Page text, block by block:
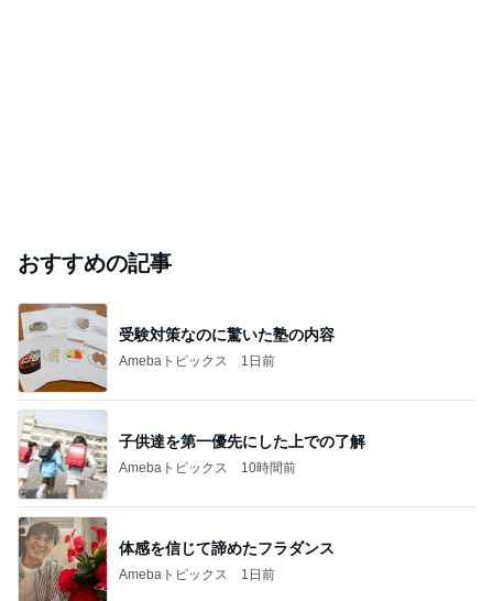
おすすめの記事
受験対策なのに驚いた塾の内容
Amebaトピックス 1日前
子供達を第一優先にした上での了解
Amebaトピックス 10時間前
体感を信じて諦めたフラダンス
Amebaトピックス 1日前